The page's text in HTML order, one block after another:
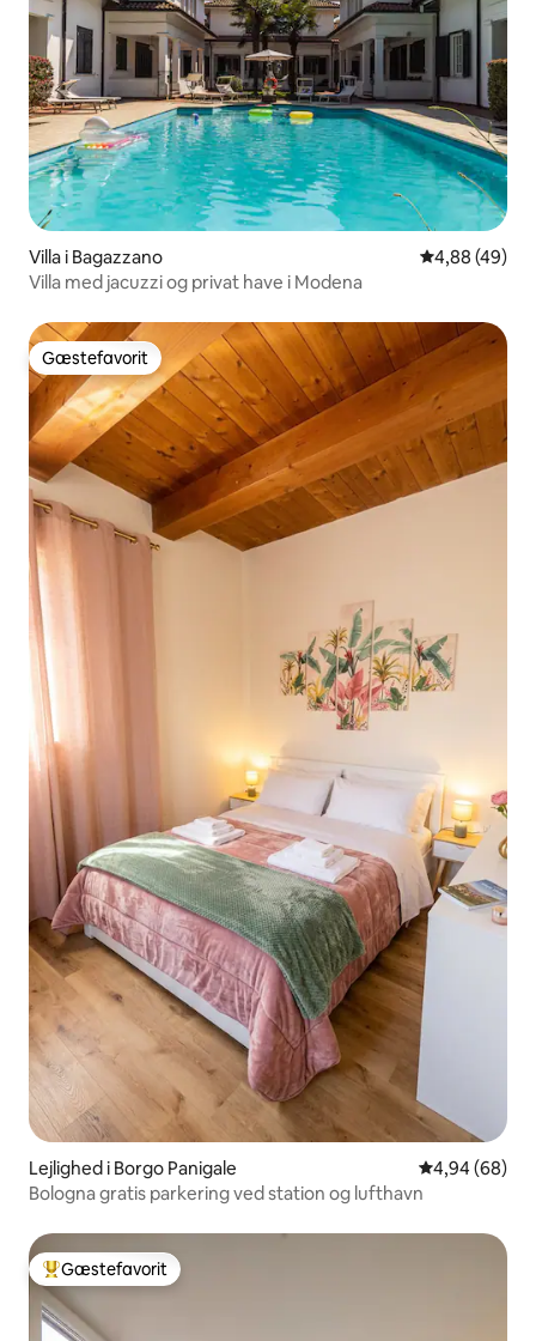
Villa i Bagazzano 4,88 ud af 5 i
4,88 (49)
Villa med jacuzzi og privat have i Modena
Gæstefavorit
Gæstefavorit
Lejlighed i Borgo Panigale 4,94 ud af 5 i
4,94 (68)
Bologna gratis parkering ved station og lufthavn
Bedste gæstefavorit
Gæstefavorit